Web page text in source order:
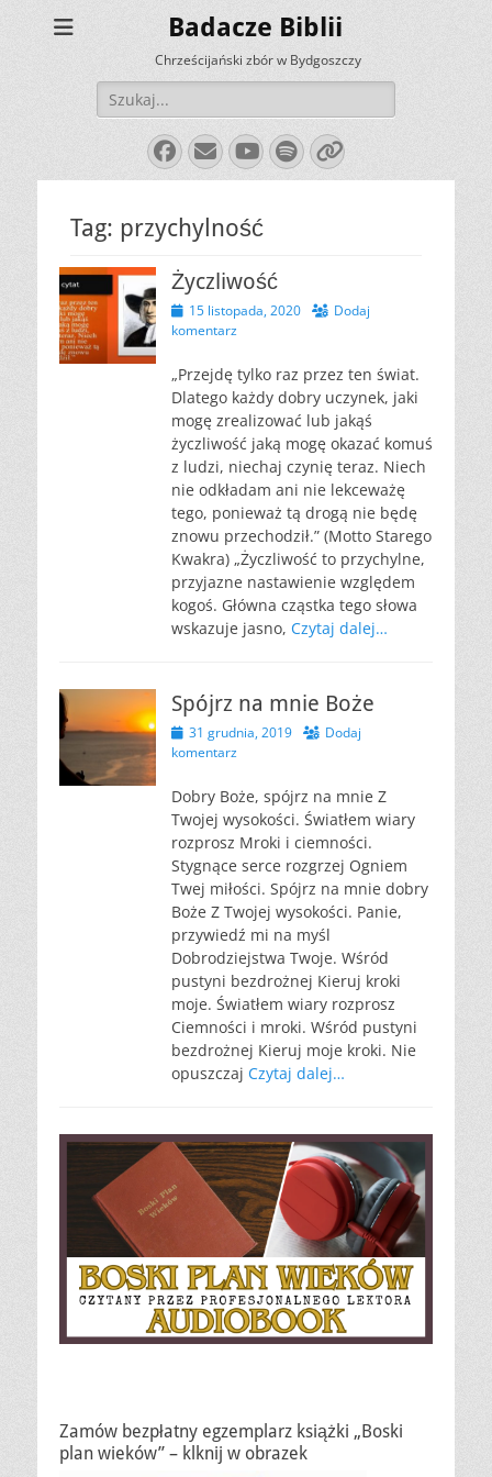
Badacze Biblii
Chrześcijański zbór w Bydgoszczy
Szukaj:
Facebook
E-
mail
YouTube
Spotify
Link
Tag: przychylność
Życzliwość
Opublikowano
15 listopada, 2020
Dodaj
komentarz
„Przejdę tylko raz przez ten świat.
Dlatego każdy dobry uczynek, jaki
mogę zrealizować lub jakąś
życzliwość jaką mogę okazać komuś
z ludzi, niechaj czynię teraz. Niech
nie odkładam ani nie lekceważę
tego, ponieważ tą drogą nie będę
znowu przechodził.” (Motto Starego
Kwakra) „Życzliwość to przychylne,
przyjazne nastawienie względem
kogoś. Główna cząstka tego słowa
wskazuje jasno, Czytaj dalej…
Spójrz na mnie Boże
Opublikowano
31 grudnia, 2019
Dodaj
komentarz
Dobry Boże, spójrz na mnie Z
Twojej wysokości. Światłem wiary
rozprosz Mroki i ciemności.
Stygnące serce rozgrzej Ogniem
Twej miłości. Spójrz na mnie dobry
Boże Z Twojej wysokości. Panie,
przywiedź mi na myśl
Dobrodziejstwa Twoje. Wśród
pustyni bezdrożnej Kieruj kroki
moje. Światłem wiary rozprosz
Ciemności i mroki. Wśród pustyni
bezdrożnej Kieruj moje kroki. Nie
opuszczaj Czytaj dalej…
Zamów bezpłatny egzemplarz książki „Boski
plan wieków” – klknij w obrazek